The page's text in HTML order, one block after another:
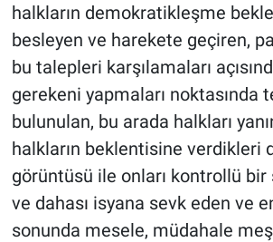
halkların demokratikleşme
besleyen ve harekete geçiren,
bu talepleri karşılamaları
gerekeni yapmaları noktasında
bulunulan, bu arada halkları
halkların beklentisine verdikleri
görüntüsü ile onları kontrollü
ve dahası isyana sevk eden ve
sonunda mesele, müdahale
ASAYİŞ
ÇEVRE
HABERDE İNSAN
EĞİTİM
BİLİM VE TEKNOLOJİ